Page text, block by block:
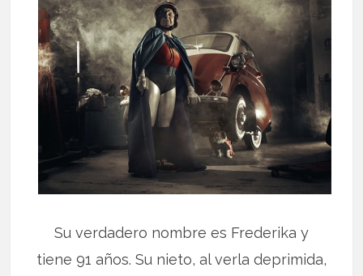
Su verdadero nombre es Frederika y
tiene 91 años. Su nieto, al verla deprimida,